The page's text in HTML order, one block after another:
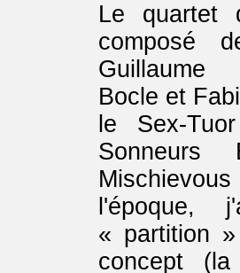
Le quartet
composé
Guillaume
Bocle et
le Sex-
l'époque,
« partition
concept